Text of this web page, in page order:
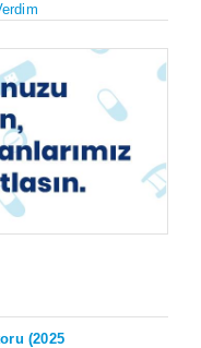
(2025